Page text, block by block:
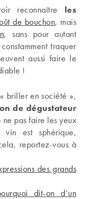
reconnaître les
de bouchon, mais
, sans pour autant
traquer
aussi faire le
!
briller en société »,
de dégustateur
ne pas faire les yeux
vin est sphérique,
reportez-vous à
des grands
dit-on d’un